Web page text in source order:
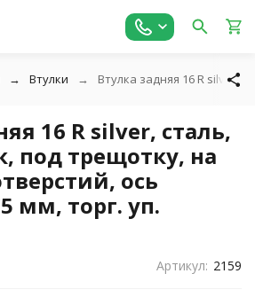
Втулки Втулка задняя 16 R silver,
16 R silver, сталь,
под трещотку, на
ось
мм, торг. уп.
Артикул: 2159